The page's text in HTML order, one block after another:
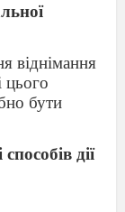
віднімання
цього
бути
дії